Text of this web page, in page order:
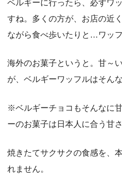
ベルギーに行ったら、必ずワ
すね。多くの方が、お店の近
ながら食べ歩いたりと…ワッ
海外のお菓子というと。甘～
が、ベルギーワッフルはそん
※ベルギーチョコもそんなに
ーのお菓子は日本人に合う甘
焼きたてサクサクの食感を、
れません。